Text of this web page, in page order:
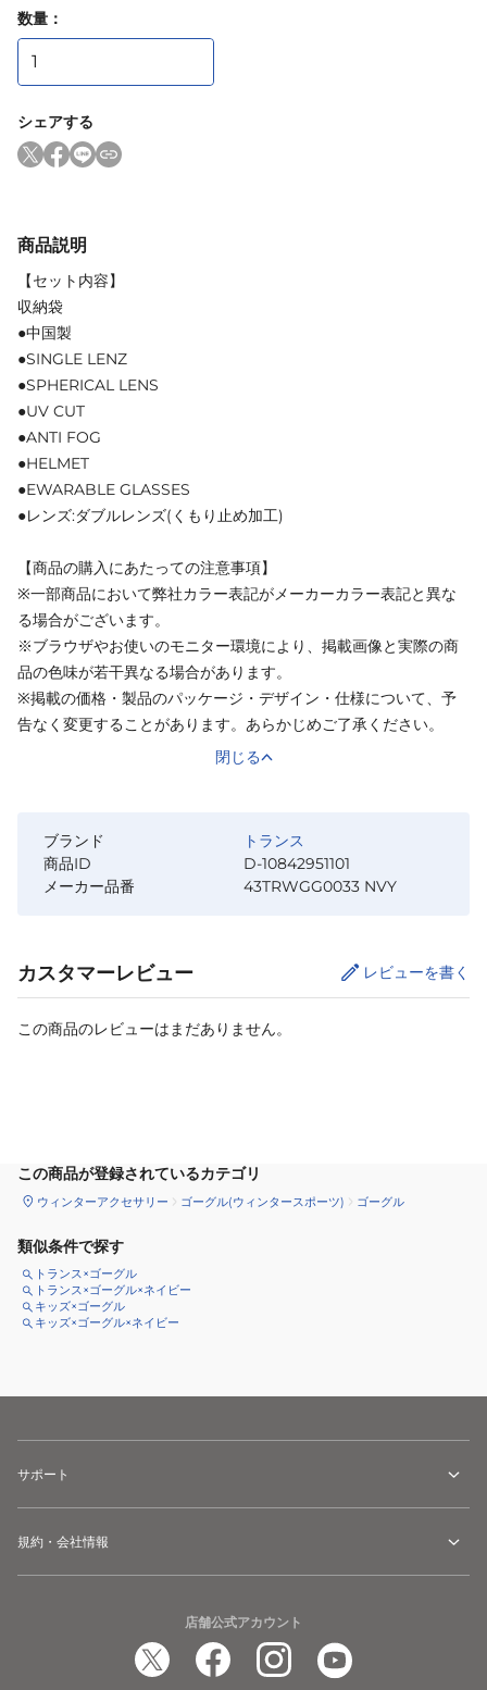
数量：
シェアする
商品説明
【セット内容】
収納袋
●中国製
●SINGLE LENZ
●SPHERICAL LENS
●UV CUT
●ANTI FOG
●HELMET
●EWARABLE GLASSES
●レンズ:ダブルレンズ(くもり止め加工)
【商品の購入にあたっての注意事項】
※一部商品において弊社カラー表記がメーカーカラー表記と異な
る場合がございます。
※ブラウザやお使いのモニター環境により、掲載画像と実際の商
品の色味が若干異なる場合があります。
※掲載の価格・製品のパッケージ・デザイン・仕様について、予
告なく変更することがあります。あらかじめご了承ください。
閉じる
ブランド
トランス
商品ID
D-10842951101
メーカー品番
43TRWGG0033 NVY
カスタマーレビュー レビューを書く
この商品のレビューはまだありません。
この商品が登録されているカテゴリ
ウィンターアクセサリー ゴーグル(ウィンタースポーツ) ゴーグル
類似条件で探す
トランス×ゴーグル
トランス×ゴーグル×ネイビー
キッズ×ゴーグル
キッズ×ゴーグル×ネイビー
サポート
規約・会社情報
店舗公式アカウント